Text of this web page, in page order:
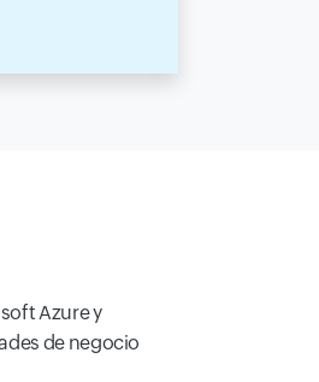
Azure y
de negocio